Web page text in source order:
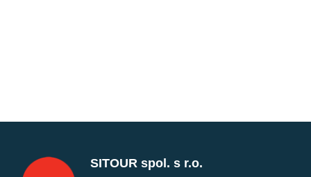
SITOUR spol. s r.o.